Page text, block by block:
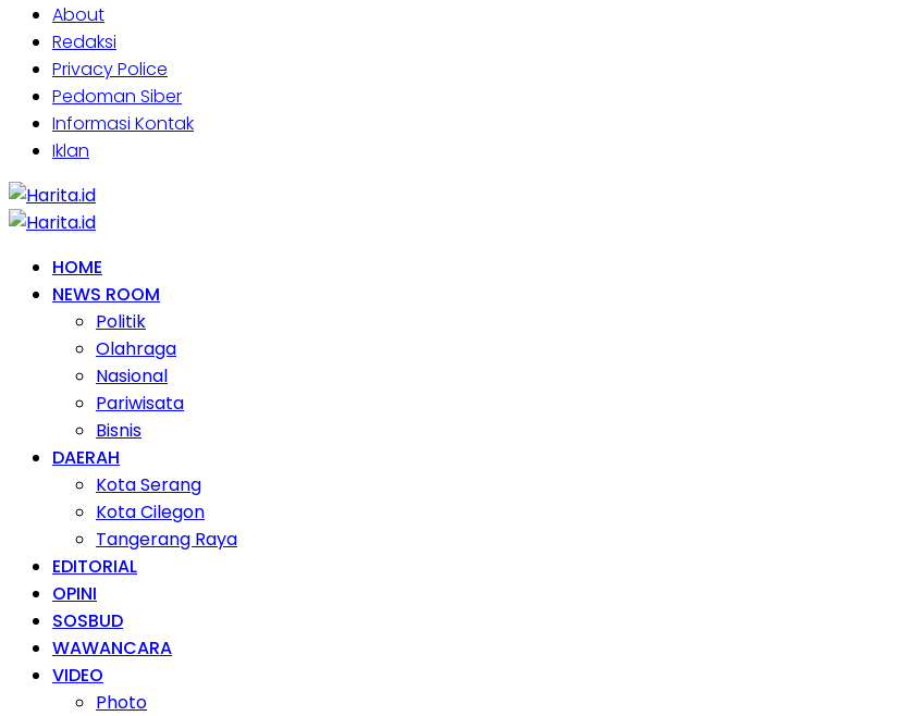
About
Redaksi
Privacy Police
Pedoman Siber
Informasi Kontak
Iklan
HOME
NEWS ROOM
Politik
Olahraga
Nasional
Pariwisata
Bisnis
DAERAH
Kota Serang
Kota Cilegon
Tangerang Raya
EDITORIAL
OPINI
SOSBUD
WAWANCARA
VIDEO
Photo